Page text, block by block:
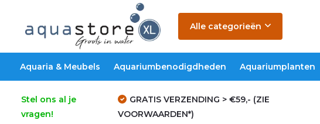
Alle categorieën
Aquaria & Meubels Aquariumbenodigdheden Aquariumplanten
Stel ons al je
vragen!
GRATIS VERZENDING > €59,- (ZIE
VOORWAARDEN*)